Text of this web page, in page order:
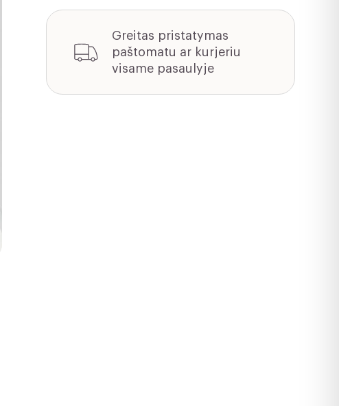
Greitas pristatymas
paštomatu ar kurjeriu
visame pasaulyje